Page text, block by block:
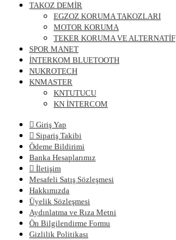
TAKOZ DEMİR
EGZOZ KORUMA TAKOZLARI
MOTOR KORUMA
TEKER KORUMA VE ALTERNATİF
SPOR MANET
İNTERKOM BLUETOOTH
NUKROTECH
KNMASTER
KNTUTUCU
KN İNTERCOM
Giriş Yap
Sipariş Takibi
Ödeme Bildirimi
Banka Hesaplarımız
İletişim
Mesafeli Satış Sözleşmesi
Hakkımızda
Üyelik Sözleşmesi
Aydınlatma ve Rıza Metni
Ön Bilgilendirme Formu
Gizlilik Politikası